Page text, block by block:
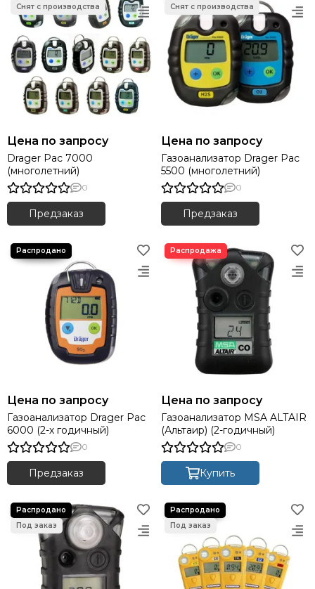
Цена по запросу
Drager Pac 7000
(многолетний)
0
Предзаказ
Цена по запросу
Газоанализатор Drager Pac
5500 (многолетний)
0
Предзаказ
Цена по запросу
Газоанализатор Drager Pac
6000 (2-х годичный)
0
Предзаказ
Цена по запросу
Газоанализатор MSA ALTAIR
(Альтаир) (2-годичный)
0
Купить